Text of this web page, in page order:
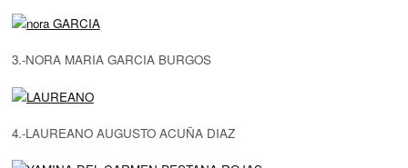
3.-NORA MARIA GARCIA BURGOS
4.-LAUREANO AUGUSTO ACUÑA DIAZ